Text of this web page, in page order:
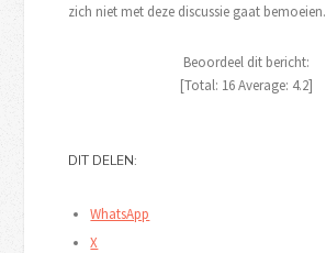
zich niet met deze discussie gaat bemoeien.
Beoordeel dit bericht:
[Total: 16Average: 4.2]
DIT DELEN:
WhatsApp
X